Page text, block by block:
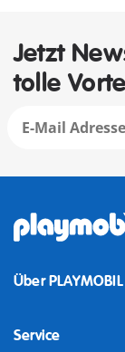
Jetzt
tolle
Über PLAYMOBIL
Service